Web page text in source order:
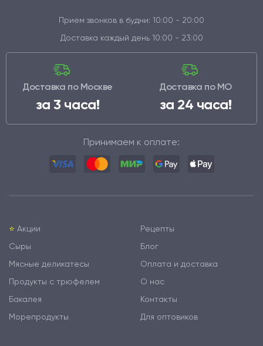
Прием звонков в будни: 10:00 - 20:00
Доставка каждый день 10:00 - 23:00
Доставка по Москве
за 3 часа!
Доставка по МО
за 24 часа!
Принимаем к оплате:
⭐️ Акции
Сыры
Мясные деликатесы
Продукты с трюфелем
Бакалея
Морепродукты
Рецепты
Блог
Оплата и доставка
О нас
Контакты
Для оптовиков